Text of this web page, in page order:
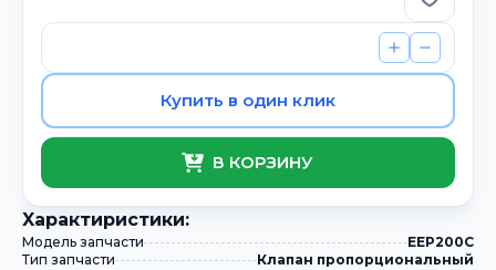
Купить в один клик
В КОРЗИНУ
Xарактиристики:
Модель запчасти
EEP200C
Тип запчасти
Клапан пропорциональный